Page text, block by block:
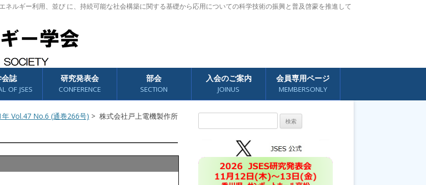
ルギー利用、並び に、持続可能な社会構築に関する基礎から応用についての科学技術の振興と普及啓蒙を推進して
誌
OF JSES
研究発表会
CONFERENCE
部会
SECTION
入会のご案内
JOINUS
会員専用ページ
MEMBERSONLY
年 Vol.47 No.6 (通巻266号) > 株式会社戸上電機製作所
索: